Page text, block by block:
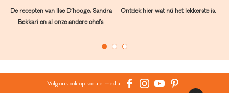
De recepten van Ilse D’hooge, Sandra
Bekkari en al onze andere chefs.
Ontdek hier wat nú het lekkerste is.
Volg ons ook op sociale media: